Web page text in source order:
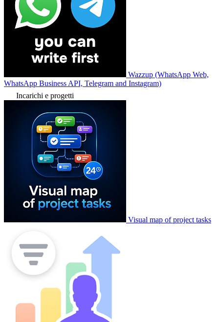
Wazzup (WhatsApp Web,
WhatsApp Business API, Telegram and Instagram)
Incarichi e progetti
Visual map of project tasks